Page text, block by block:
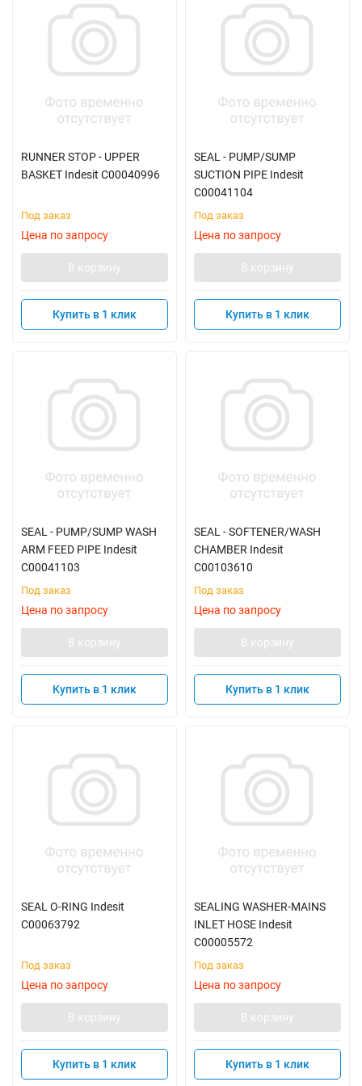
RUNNER STOP - UPPER
BASKET Indesit C00040996
Под заказ
Цена по запросу
В корзину
Купить в 1 клик
SEAL - PUMP/SUMP
SUCTION PIPE Indesit
C00041104
Под заказ
Цена по запросу
В корзину
Купить в 1 клик
SEAL - PUMP/SUMP WASH
ARM FEED PIPE Indesit
C00041103
Под заказ
Цена по запросу
В корзину
Купить в 1 клик
SEAL - SOFTENER/WASH
CHAMBER Indesit
C00103610
Под заказ
Цена по запросу
В корзину
Купить в 1 клик
SEAL O-RING Indesit
C00063792
Под заказ
Цена по запросу
В корзину
Купить в 1 клик
SEALING WASHER-MAINS
INLET HOSE Indesit
C00005572
Под заказ
Цена по запросу
В корзину
Купить в 1 клик